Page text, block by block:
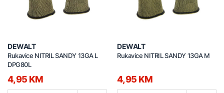
DEWALT
Rukavice NITRIL SANDY 13GA L
DPG80L
4,95 KM
DEWALT
Rukavice NITRIL SANDY 13GA M
4,95 KM